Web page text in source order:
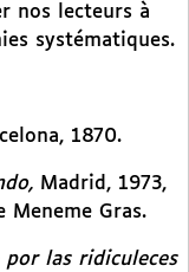
nos lecteurs à
systématiques.
1870.
Madrid, 1973,
Meneme Gras.
las ridiculeces